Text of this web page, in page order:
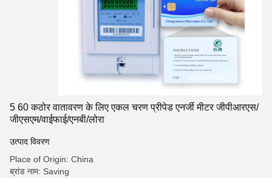
5 60 कठोर वातावरण के लिए एकल चरण प्रीपेड एनर्जी मीटर जीपीआरएस/
जीएसएम/वाईफाई/एनबी/लोरा
उत्पाद विवरण
Place of Origin: China
ब्रांड नाम: Saving